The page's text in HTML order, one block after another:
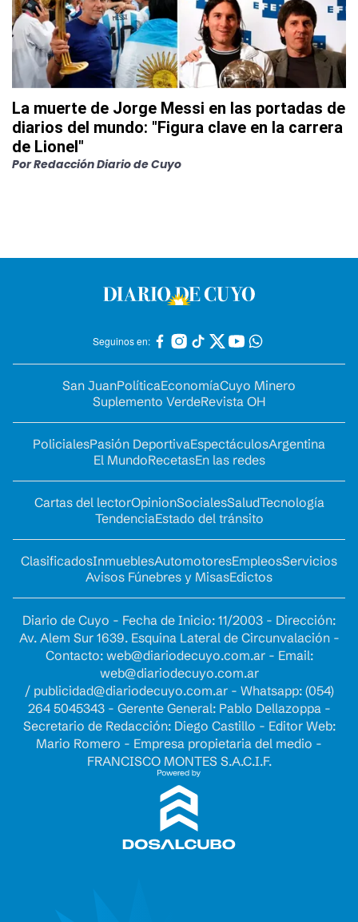
La muerte de Jorge Messi en las portadas de
diarios del mundo: "Figura clave en la carrera
de Lionel"
PorRedacción Diario de Cuyo
Seguinos en:
San JuanPolíticaEconomíaCuyo Minero
Suplemento VerdeRevista OH
PolicialesPasión DeportivaEspectáculosArgentina
El MundoRecetasEn las redes
Cartas del lectorOpinionSocialesSaludTecnología
TendenciaEstado del tránsito
ClasificadosInmueblesAutomotoresEmpleosServicios
Avisos Fúnebres y MisasEdictos
Diario de Cuyo - Fecha de Inicio: 11/2003 - Dirección:
Av. Alem Sur 1639. Esquina Lateral de Circunvalación -
Contacto: web@diariodecuyo.com.ar- Email:
web@diariodecuyo.com.ar
/ publicidad@diariodecuyo.com.ar- Whatsapp: (054)
264 5045343 - Gerente General: Pablo Dellazoppa -
Secretario de Redacción: Diego Castillo - Editor Web:
Mario Romero - Empresa propietaria del medio -
FRANCISCO MONTES S.A.C.I.F.